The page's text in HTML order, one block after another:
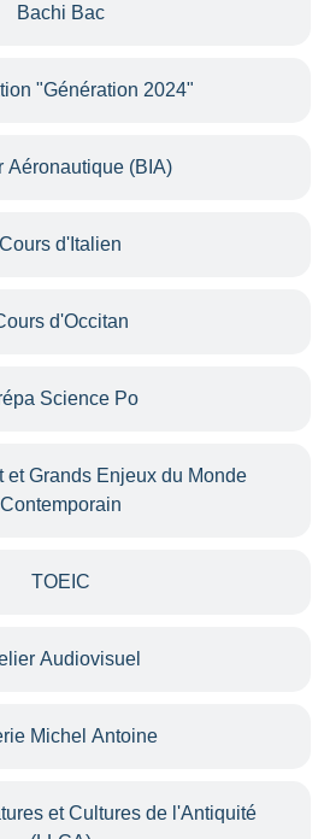
Bachi Bac
"Génération 2024"
Aéronautique (BIA)
Cours d'Italien
d'Occitan
Science Po
et Grands Enjeux du Monde
Contemporain
TOEIC
Audiovisuel
Michel Antoine
et Cultures de l'Antiquité